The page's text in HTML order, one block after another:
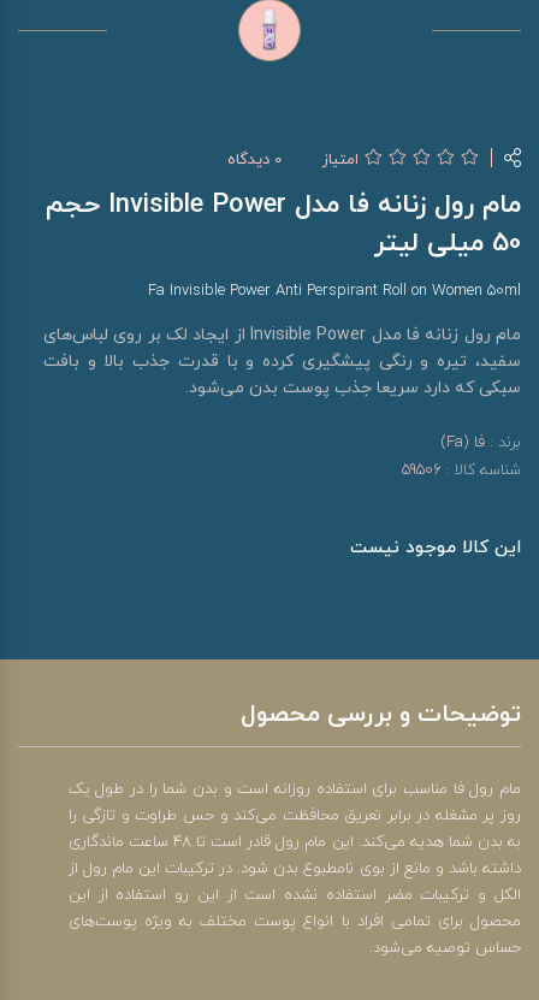
امتیاز 0 دیدگاه
مام رول زنانه فا مدل Invisible Power حجم
50 میلی لیتر
Fa Invisible Power Anti Perspirant Roll on Women 50ml
مام رول زنانه فا مدل Invisible Power از ایجاد لک بر روی لباس‌های
سفید، تیره و رنگی پیشگیری کرده و با قدرت جذب بالا و بافت
سبکی که دارد سریعا جذب پوست بدن می‌شود.
برند : فا (Fa)
شناسه کالا : 59506
این کالا موجود نیست
توضیحات و بررسی محصول
مام رول فا مناسب برای استفاده روزانه است و بدن شما را در طول یک
روز پر مشغله در برابر تعریق محافظت می‌کند و حس طراوت و تازگی را
به بدن شما هدیه می‌کند. این مام رول قادر است تا 48 ساعت ماندگاری
داشته باشد و مانع از بوی نامطبوع بدن شود. در ترکیبات این مام رول از
الکل و ترکیبات مضر استفاده نشده است از این رو استفاده از این
محصول برای تمامی افراد با انواع پوست مختلف به ویژه پوست‌های
حساس توصیه می‌شود.